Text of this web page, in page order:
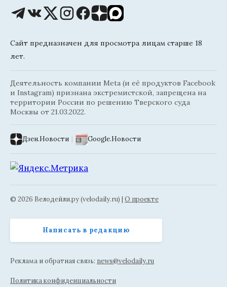
Сайт предназначен для просмотра лицам старше 18
лет.
Деятельность компании Meta (и её продуктов Facebook
и Instagram) признана экстремистской, запрещена на
территории России по решению Тверского суда
Москвы от 21.03.2022.
Дзен.Новости | Google.Новости
© 2026 Велодейли.ру (velodaily.ru) | О проекте
Написать в редакцию
Реклама и обратная связь: news@velodaily.ru
Политика конфиденциальности